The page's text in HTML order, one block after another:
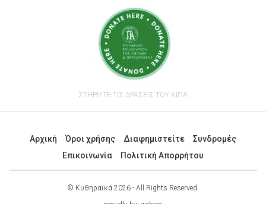
ΣΤΗΡΙΞΤΕ ΤΙΣ ΔΡΑΣΕΙΣ ΤΟΥ ΚΙΠΑ
Αρχική Όροι χρήσης Διαφημιστείτε
Συνδρομές
Επικοινωνία
Πολιτική Απορρήτου
© Κυθηραϊκά 2026 - All Rights Reserved.